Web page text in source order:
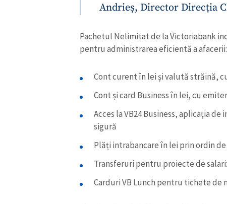
Andrieș, Director Direcția
Pachetul Nelimitat de la Victoriabank
pentru administrarea eficientă a afacerii:
Cont curent în lei și valută străină,
Cont și card Business în lei, cu
Acces la VB24 Business, aplicația
sigură
Plăți intrabancare în lei prin ordin
Transferuri pentru proiecte de
Carduri VB Lunch pentru tichete de
ȘTIREA MEA
Titlu știre
Fotografie